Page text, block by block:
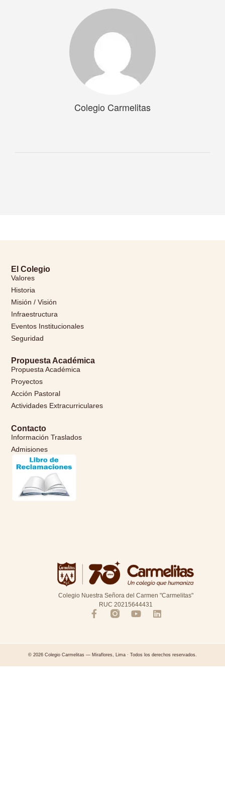
Colegio Carmelitas
Colegio Nuestra Señora del Carmen "Carmelitas"
RUC 20215644431
El Colegio
Valores
Historia
Misión / Visión
Infraestructura
Eventos Institucionales
Seguridad
Propuesta Académica
Propuesta Académica
Proyectos
Acción Pastoral
Actividades Extracurriculares
Contacto
Información Traslados
Admisiones
© 2026 Colegio Carmelitas — Miraflores, Lima · Todos los derechos reservados.